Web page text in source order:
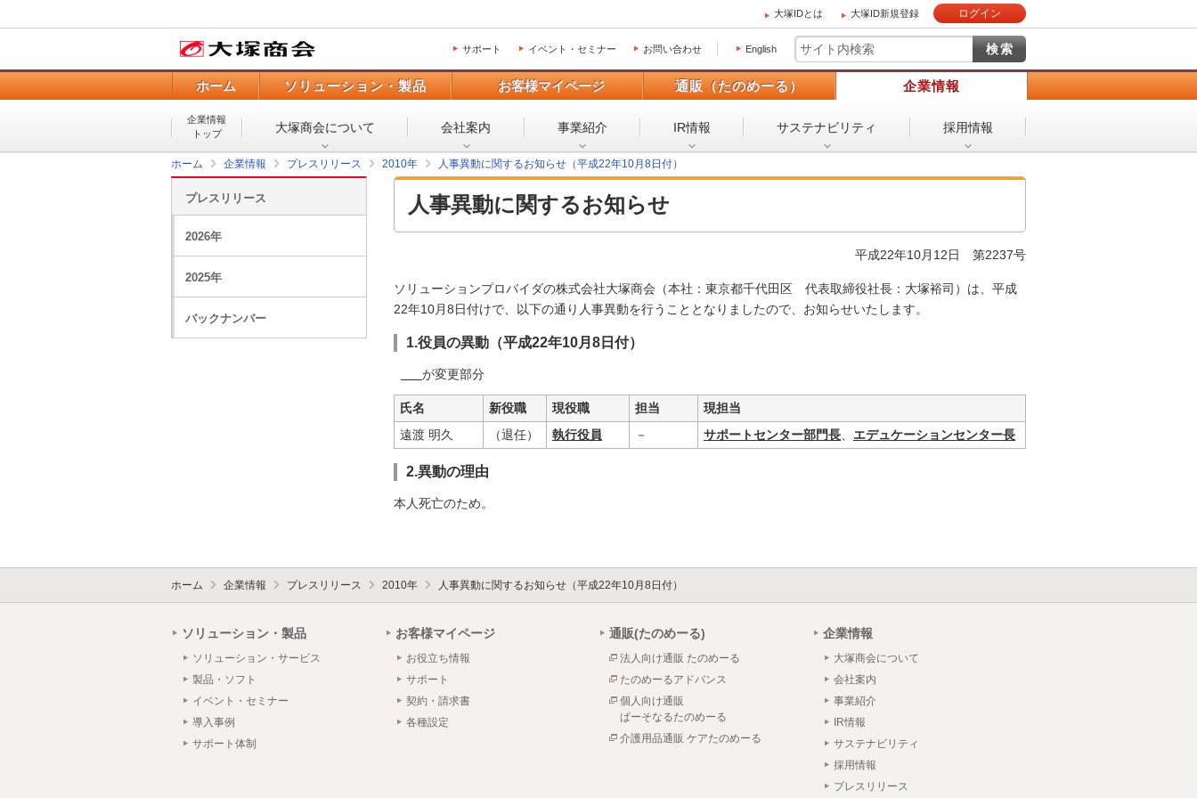
大塚IDとは 大塚ID新規登録 ログイン
サポート イベント・セミナー お問い合わせ English
ホーム ソリューション・製品 お客様マイページ 通販（たのめーる） 企業情報
企業情報
トップ
大塚商会について 会社案内 事業紹介 IR情報 サステナビリティ 採用情報
ホーム 企業情報 プレスリリース 2010年 人事異動に関するお知らせ（平成22年10月8日付）
人事異動に関するお知らせ
平成22年10月12日 第2237号
ソリューションプロバイダの株式会社大塚商会（本社：東京都千代田区 代表取締役社長：大塚裕司）は、平成
22年10月8日付けで、以下の通り人事異動を行うこととなりましたので、お知らせいたします。
1.役員の異動（平成22年10月8日付）
が変更部分
氏名 新役職 現役職 担当
現担当
遠渡 明久
（退任） 執行役員 － サポートセンター部門長 エデュケーションセンター長
2.異動の理由
本人死亡のため。
プレスリリース
2026年
2025年
バックナンバー
ホーム 企業情報 プレスリリース 2010年 人事異動に関するお知らせ（平成22年10月8日付）
ソリューション・製品
ソリューション・サービス
製品・ソフト
イベント・セミナー
導入事例
サポート体制
お客様マイページ
お役立ち情報
サポート
契約・請求書
各種設定
通販(たのめーる)
法人向け通販 たのめーる
たのめーるアドバンス
個人向け通販
ぱーそなるたのめーる
介護用品通販 ケアたのめーる
企業情報
大塚商会について
会社案内
事業紹介
IR情報
サステナビリティ
採用情報
プレスリリース